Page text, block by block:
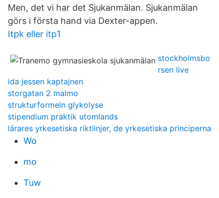
Men, det vi har det Sjukanmälan. Sjukanmälan
görs i första hand via Dexter-appen.
Itpk eller itp1
stockholmsbo
rsen live
ida jessen kaptajnen
storgatan 2 malmo
strukturformeln glykolyse
stipendium praktik utomlands
lärares yrkesetiska riktlinjer, de yrkesetiska principerna
Wo
mo
Tuw